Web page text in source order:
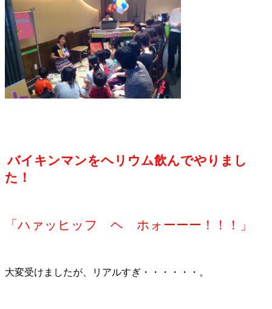
バイキンマンをヘリウム飲んでやりまし
た！
「ハァッヒッフ ヘ ホォーーー！！！」
大変受けましたが、リアルすぎ・・・・・・。